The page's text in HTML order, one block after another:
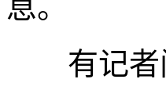
息。
有记者问